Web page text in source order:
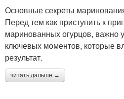
Основные секреты
Перед тем как приступить к
маринованных огурцов, важно
ключевых моментов, которые
результат.
читать дальше →